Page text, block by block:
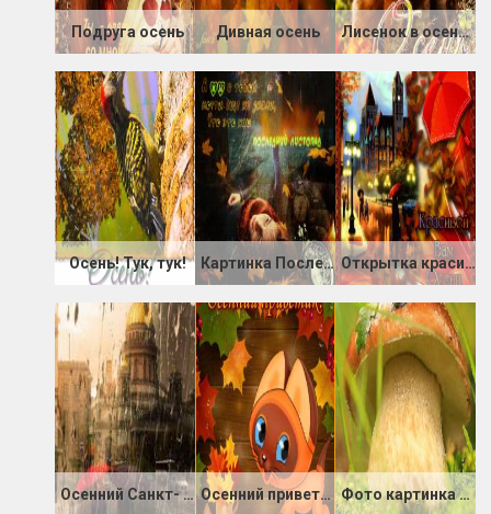
Подруга осень Дивная осень Лисенок в осеннем лесу
Осень! Тук, тук! Картинка Последний листопад Открытка красивой Вам осени
Осенний Санкт- Петербург Осенний приветик Фото картинка Осеннее счастье